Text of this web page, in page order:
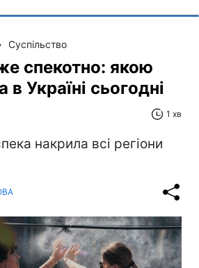
Суспільство
спекотно: якою
в Україні сьогодні
1 хв
накрила всі регіони